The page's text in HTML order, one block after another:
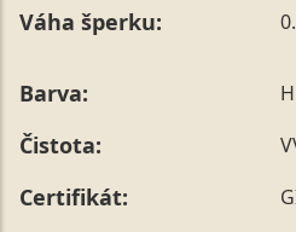
Váha šperku:
Barva: H
Čistota:
Certifikát: